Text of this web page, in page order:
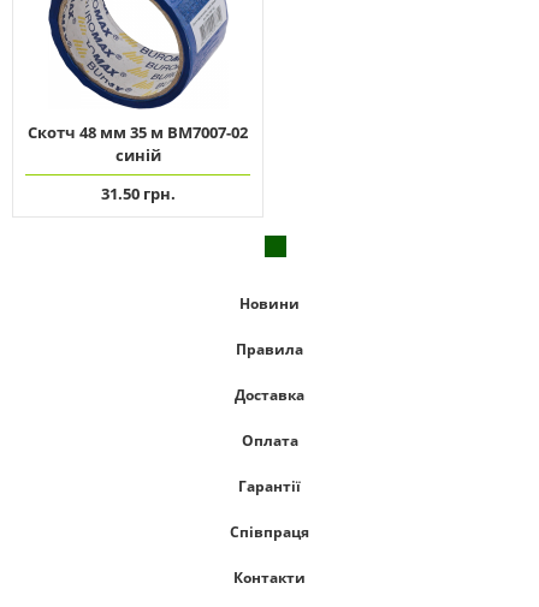
Скотч 48 мм 35 м ВМ7007-02
синій
31.50 грн.
Новини
Правила
Доставка
Оплата
Гарантії
Співпраця
Контакти